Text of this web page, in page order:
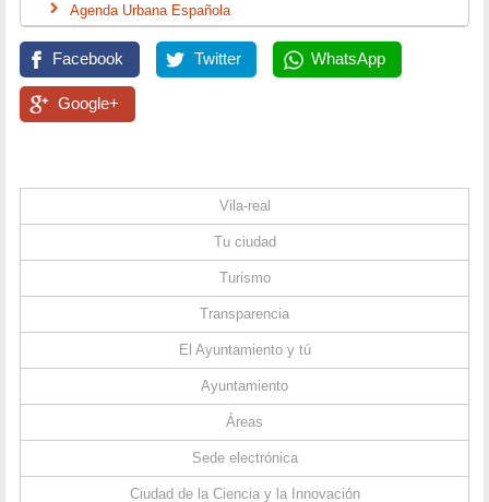
Agenda Urbana Española
Facebook Twitter WhatsApp
Google+
Vila-real
Tu ciudad
Turismo
Transparencia
El Ayuntamiento y tú
Ayuntamiento
Áreas
Sede electrónica
Ciudad de la Ciencia y la Innovación